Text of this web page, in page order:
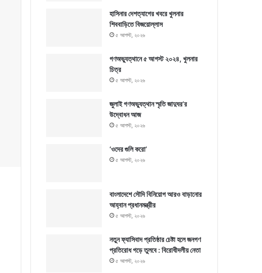
হাসিনার দেশত্যাগের খবরে খুলনার
শিববাড়িতে বিজয়োল্লাস
৫ আগস্ট, ২০২৬
গণঅভ্যুত্থানে ৫ আগস্ট ২০২৪, খুলনার
চিত্র
৫ আগস্ট, ২০২৬
জুলাই গণঅভ্যুত্থান স্মৃতি জাদুঘর’র
উদ্বোধন আজ
৫ আগস্ট, ২০২৬
‘ওদের গুলি করো’
৫ আগস্ট, ২০২৬
বাংলাদেশে সৌদি বিনিয়োগ আরও বাড়ানোর
আহ্বান প্রধানমন্ত্রীর
৫ আগস্ট, ২০২৬
নতুন ফ্যাসিবাদ প্রতিষ্ঠার চেষ্টা হলে জনগণ
প্রতিরোধ গড়ে তুলবে : বিরোধীদলীয় নেতা
৫ আগস্ট, ২০২৬